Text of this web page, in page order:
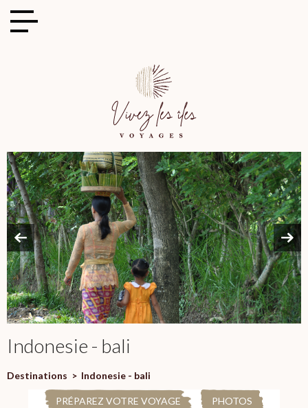
Indonesie - bali
Destinations > Indonesie - bali
PRÉPAREZ VOTRE VOYAGE PHOTOS